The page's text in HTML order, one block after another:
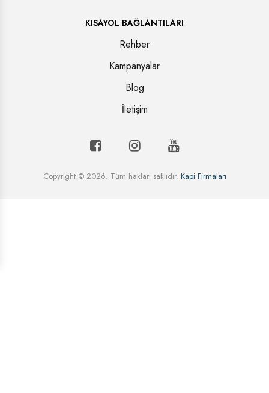
KISAYOL BAĞLANTILARI
Rehber
Kampanyalar
Blog
İletişim
Copyright © 2026. Tüm hakları saklıdır. Kapi Firmaları